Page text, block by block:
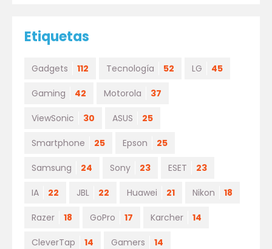
Etiquetas
Gadgets 112 Tecnología 52 LG 45
Gaming 42 Motorola 37
ViewSonic 30 ASUS 25
Smartphone 25 Epson 25
Samsung 24 Sony 23 ESET 23
IA 22 JBL 22 Huawei 21 Nikon 18
Razer 18 GoPro 17 Karcher 14
CleverTap 14 Gamers 14